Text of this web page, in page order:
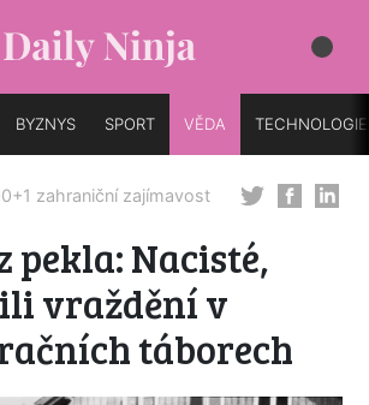
BYZNYS SPORT VĚDA TECHNOLOGIE
zahraniční zajímavost
pekla: Nacisté,
vraždění v
táborech